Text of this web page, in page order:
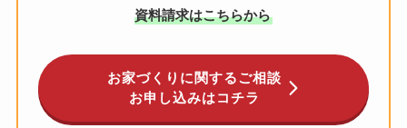
資料請求はこちらから
お家づくりに関するご相談
お申し込みはコチラ